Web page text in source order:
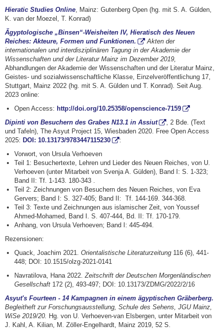
Hieratic Studies Online, Mainz: Gutenberg Open (hg. mit S. A. Gülden,
K. van der Moezel, T. Konrad)
Ägyptologische „Binsen“-Weisheiten IV, Hieratisch des Neuen
Reiches: Akteure, Formen und Funktionen.
Akten der
internationalen und interdisziplinären Tagung in der Akademie der
Wissenschaften und der Literatur Mainz im Dezember 2019,
Abhandlungen der Akademie der Wissenschaften und der Literatur Mainz,
Geistes- und sozialwissenschaftliche Klasse, Einzelveröffentlichung 17,
Stuttgart, Mainz 2022 (hg. mit S. A. Gülden und T. Konrad). Seit Aug.
2023 online:
Open Access: http://doi.org/10.25358/openscience-7159
Dipinti von Besuchern des Grabes N13.1 in Assiut
, 2 Bde. (Text
und Tafeln), The Asyut Project 15, Wiesbaden 2020. Free Open Access
2025: DOI: 10.13173/9783447115230
:
Vorwort, von Ursula Verhoeven
Teil 1: Besuchertexte, Lehren und Lieder des Neuen Reiches, von U.
Verhoeven (unter Mitarbeit von Svenja A. Gülden), Band I: S. 1-323;
Band II: Tf. 1-143. 180-343 .
Teil 2: Zeichnungen von Besuchern des Neuen Reiches, von Eva
Gervers; Band I: S. 327-405; Band II: Tf. 144-169. 344-368.
Teil 3: Texte und Zeichnungen aus islamischer Zeit, von Youssef
Ahmed-Mohamed, Band I. S. 407-444, Bd. II: Tf. 170-179.
Anhang, von Ursula Verhoeven; Band I: 445-494.
Rezensionen:
Quack, Joachim 2021.Orientalistische Literaturzeitung 116 (6), 441-
448; DOI: 10.1515/olzg-2021-0141
Navratilova, Hana 2022.Zeitschrift der Deutschen Morgenländischen
Gesellschaft 172 (2), 493-497; DOI: 10.13173/ZDMG/2022/2/16
Asyut's Fourteen - 14 Kampagnen in einem ägyptischen Gräberberg.
Begleitheft zur Forschungsausstellung, Schule des Sehens, JGU Mainz,
WiSe 2019/20. Hg. von U. Verhoeven-van Elsbergen, unter Mitarbeit von
J. Kahl, A. Kilian, M. Zöller-Engelhardt, Mainz 2019, 52 S.